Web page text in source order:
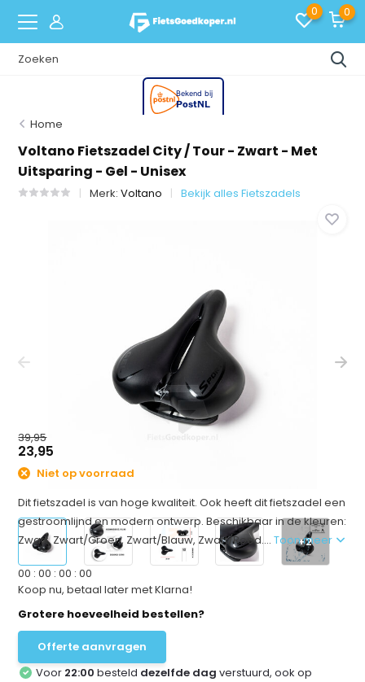
0 0
Home
Voltano Fietszadel City / Tour - Zwart - Met
Uitsparing - Gel - Unisex
Merk:Voltano Bekijk alles Fietszadels
+2
39,95
23,95
Niet op voorraad
Dit fietszadel is van hoge kwaliteit. Ook heeft dit fietszadel een
gestroomlijnd en modern ontwerp. Beschikbaar in de kleuren:
Zwart, Zwart/Groen, Zwart/Blauw, Zwart/Rood....Toon meer
00 :00 :00 :00
Koop nu, betaal later met Klarna!
Grotere hoeveelheid bestellen?
Offerte aanvragen
Voor 22:00 besteld dezelfde dag verstuurd, ook op